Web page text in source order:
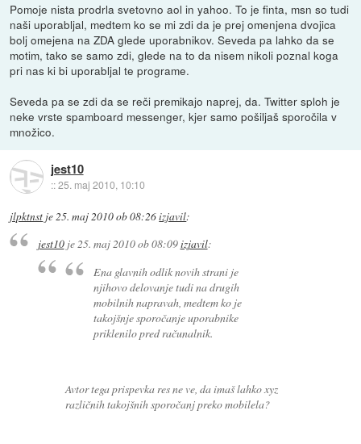
Pomoje nista prodrla svetovno aol in yahoo. To je finta, msn so tudi
naši uporabljal, medtem ko se mi zdi da je prej omenjena dvojica
bolj omejena na ZDA glede uporabnikov. Seveda pa lahko da se
motim, tako se samo zdi, glede na to da nisem nikoli poznal koga
pri nas ki bi uporabljal te programe.
Seveda pa se zdi da se reči premikajo naprej, da. Twitter sploh je
neke vrste spamboard messenger, kjer samo pošiljaš sporočila v
množico.
jest10
::25. maj 2010, 10:10
jlpktnst je25. maj 2010 ob 08:26izjavil:
jest10je25. maj 2010 ob 08:09izjavil:
Ena glavnih odlik novih strani je
njihovo delovanje tudi na drugih
mobilnih napravah, medtem ko je
takojšnje sporočanje uporabnike
priklenilo pred računalnik.
Avtor tega prispevka res ne ve, da imaš lahko xyz
različnih takojšnih sporočanj preko mobilela?